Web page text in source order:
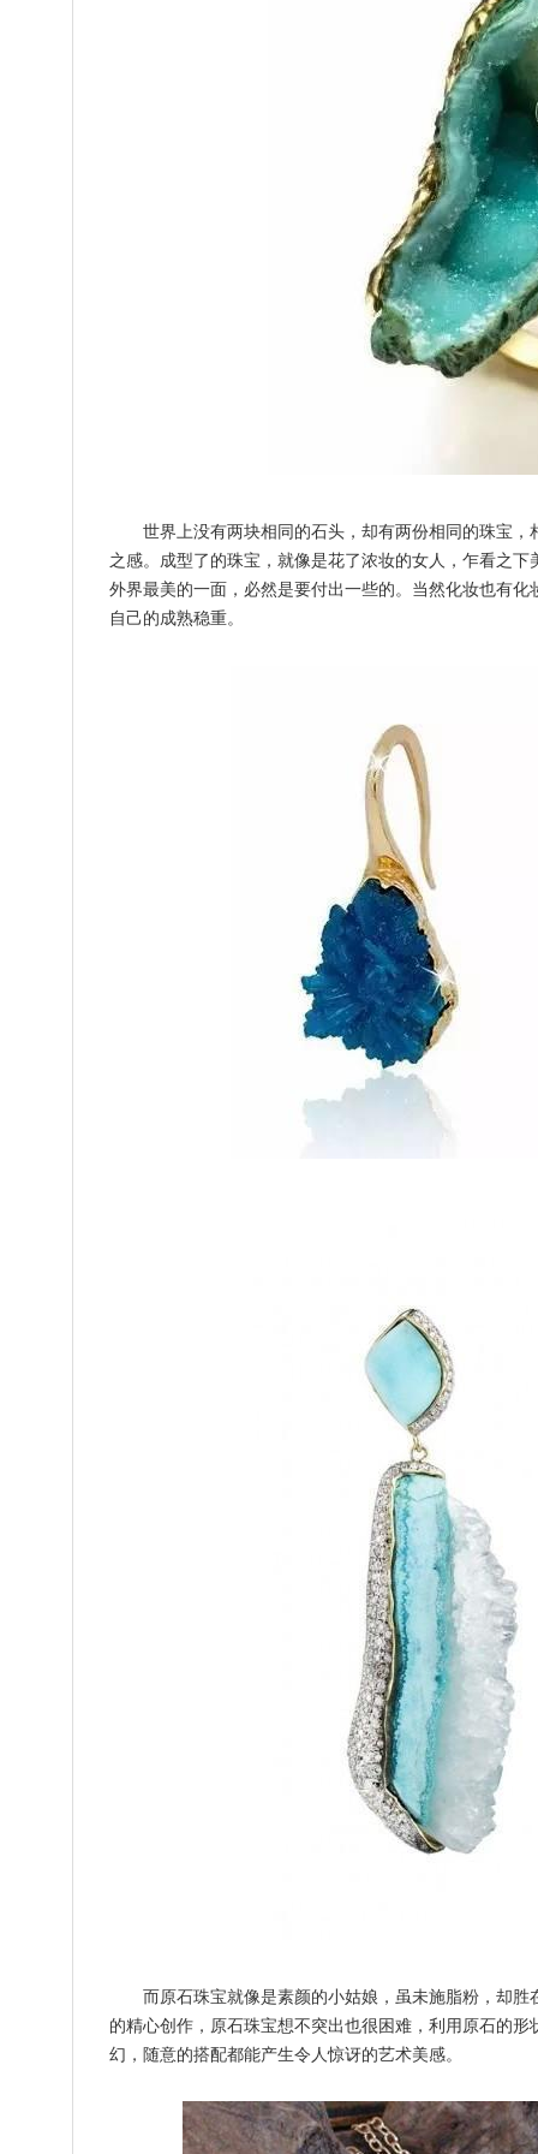
世界上没有两块相同的石头，却有两份相同的珠宝
之感。成型了的珠宝，就像是花了浓妆的女人，乍看之
外界最美的一面，必然是要付出一些的。当然化妆也有
自己的成熟稳重。
而原石珠宝就像是素颜的小姑娘，虽未施脂粉，却
的精心创作，原石珠宝想不突出也很困难，利用原石的
幻，随意的搭配都能产生令人惊讶的艺术美感。